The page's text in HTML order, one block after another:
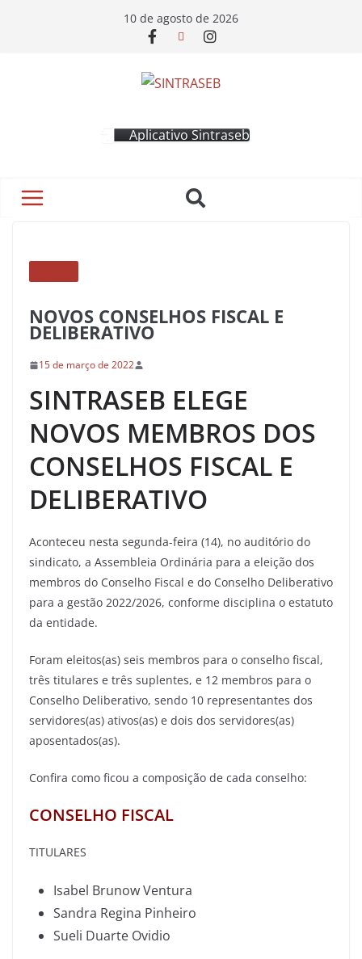
10 de agosto de 2026
Aplicativo Sintraseb
NOVOS CONSELHOS FISCAL E
DELIBERATIVO
15 de março de 2022
SINTRASEB ELEGE
NOVOS MEMBROS DOS
CONSELHOS FISCAL E
DELIBERATIVO
Aconteceu nesta segunda-feira (14), no auditório do
sindicato, a Assembleia Ordinária para a eleição dos
membros do Conselho Fiscal e do Conselho Deliberativo
para a gestão 2022/2026, conforme disciplina o estatuto
da entidade.
Foram eleitos(as) seis membros para o conselho fiscal,
três titulares e três suplentes, e 12 membros para o
Conselho Deliberativo, sendo 10 representantes dos
servidores(as) ativos(as) e dois dos servidores(as)
aposentados(as).
Confira como ficou a composição de cada conselho:
CONSELHO FISCAL
TITULARES
Isabel Brunow Ventura
Sandra Regina Pinheiro
Sueli Duarte Ovidio